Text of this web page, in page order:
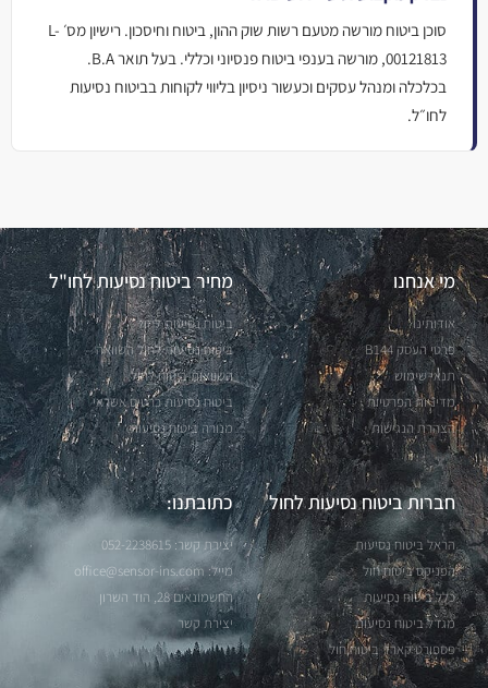
סוכן ביטוח מורשה מטעם רשות שוק ההון, ביטוח וחיסכון. רישיון מס׳ L-
00121813, מורשה בענפי ביטוח פנסיוני וכללי. בעל תואר B.A.
בכלכלה ומנהל עסקים וכעשור ניסיון בליווי לקוחות בביטוח נסיעות
לחו״ל.
מי אנחנו
אודותינו
פרטי העסק B144
תנאי שימוש
מדיניות הפרטיות
הצהרת הנגישות
מחיר ביטוח נסיעות לחו"ל
ביטוח נסיעות לחול
ביטוח נסיעות לחול השוואה
השוואות ביטוח לחול
ביטוח נסיעות כרטיס אשראי
מנורה ביטוח נסיעות
חברות ביטוח נסיעות לחול
הראל ביטוח נסיעות
הפניקס ביטוח חול
כלל ביטוח נסיעות
מגדל ביטוח נסיעות
פספורט קארד ביטוח חול
כתובתנו:
יצירת קשר: 052-2238615
מייל:office@sensor-ins.com
החשמונאים 28, הוד השרון
יצירת קשר